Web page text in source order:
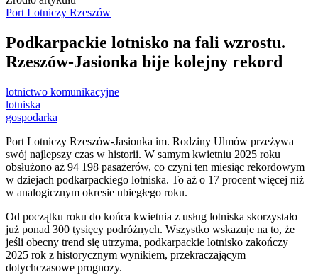
Port Lotniczy Rzeszów
Podkarpackie lotnisko na fali wzrostu.
Rzeszów-Jasionka bije kolejny rekord
lotnictwo komunikacyjne
lotniska
gospodarka
Port Lotniczy Rzeszów-Jasionka im. Rodziny Ulmów przeżywa
swój najlepszy czas w historii. W samym kwietniu 2025 roku
obsłużono aż 94 198 pasażerów, co czyni ten miesiąc rekordowym
w dziejach podkarpackiego lotniska. To aż o 17 procent więcej niż
w analogicznym okresie ubiegłego roku.
Od początku roku do końca kwietnia z usług lotniska skorzystało
już ponad 300 tysięcy podróżnych. Wszystko wskazuje na to, że
jeśli obecny trend się utrzyma, podkarpackie lotnisko zakończy
2025 rok z historycznym wynikiem, przekraczającym
dotychczasowe prognozy.